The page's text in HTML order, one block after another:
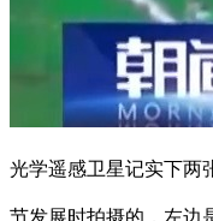
光学遥感卫星记实下两